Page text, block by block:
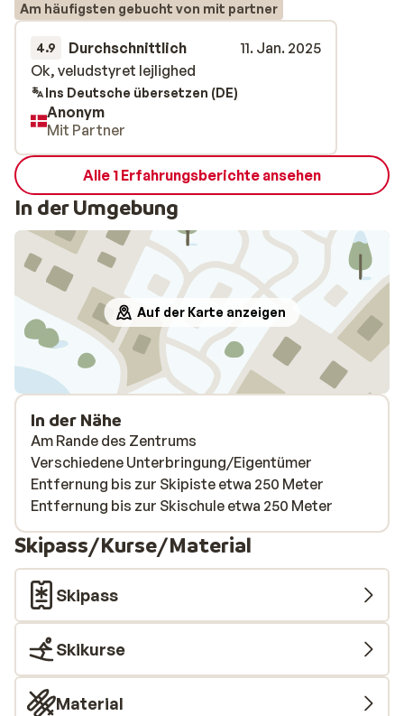
Am häufigsten gebucht von mit partner
4.9 Durchschnittlich
11. Jan. 2025
Ok, veludstyret lejlighed
Ok, veludstyret lejlighed
Ins Deutsche übersetzen (DE)
Anonym
Mit Partner
Alle 1 Erfahrungsberichte ansehen
In der Umgebung
Auf der Karte anzeigen
In der Nähe
Am Rande des Zentrums
Verschiedene Unterbringung/Eigentümer
Entfernung bis zur Skipiste etwa 250 Meter
Entfernung bis zur Skischule etwa 250 Meter
Skipass/Kurse/Material
Skipass
Skikurse
Material